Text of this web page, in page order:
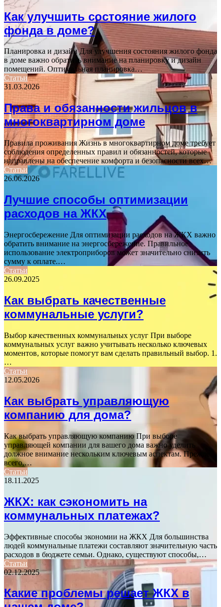
Как улучшить состояние жилого
фонда в доме?
Планировка и дизайн Для улучшения состояния жилого фонда
в доме важно обратить внимание на планировку и дизайн
помещений. Оптимальная планировка…
Статьи
31.03.2026
Права и обязанности жильцов в
многоквартирном доме
Правила проживания Жизнь в многоквартирном доме требует
соблюдения определенных правил и обязанностей, которые
направлены на обеспечение комфорта и безопасности всех…
Статьи
26.06.2026
Лучшие способы оптимизации
расходов на ЖКХ
Энергосбережение Для оптимизации расходов на ЖКХ важно
обратить внимание на энергосбережение. Правильное
использование электроприборов может значительно снизить
сумму к оплате.…
Статьи
26.09.2025
Как выбрать качественные
коммунальные услуги?
Выбор качественных коммунальных услуг При выборе
коммунальных услуг важно учитывать несколько ключевых
моментов, которые помогут вам сделать правильный выбор. 1.
…
Статьи
12.05.2026
Как выбрать управляющую
компанию для дома?
Как выбрать управляющую компанию При выборе
управляющей компании для вашего дома важно уделить
должное внимание нескольким ключевым аспектам. Прежде
всего,…
Статьи
18.11.2025
ЖКХ: как сэкономить на
коммунальных платежах?
Эффективные способы экономии на ЖКХ Для большинства
людей коммунальные платежи составляют значительную часть
расходов в бюджете семьи. Однако, существуют способы,…
Статьи
02.12.2025
Какие проблемы решает ЖКХ в